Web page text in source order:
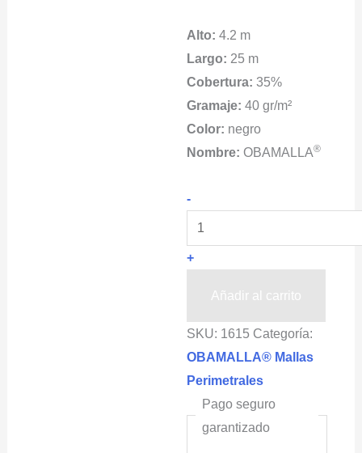
Alto: 4.2 m
Largo: 25 m
Cobertura: 35%
Gramaje: 40 gr/m²
Color: negro
Nombre: OBAMALLA®
-OBAMALLA®
Malla
Sombra
Negra
4.2x25m
+
Añadir al carrito
SKU: 1615 Categoría:
OBAMALLA® Mallas
Perimetrales
Pago seguro
garantizado